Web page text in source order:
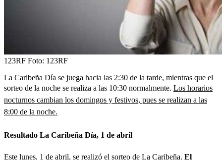
123RF Foto: 123RF
La Caribeña Día se juega hacia las 2:30 de la tarde, mientras que el
sorteo de la noche se realiza a las 10:30 normalmente. Los horarios
nocturnos cambian los domingos y festivos, pues se realizan a las
8:00 de la noche.
Resultado La Caribeña Día, 1 de abril
Este lunes, 1 de abril, se realizó el sorteo de La Caribeña. El